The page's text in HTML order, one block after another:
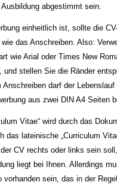
abgestimmt sein.
einheitlich ist, sollte die
das Anschreiben. Also:
wie Arial oder Times New
und stellen Sie die Ränder
Anschreiben darf der Lebenslauf
aus zwei DIN A4 Seiten
Vitae“ wird durch das
das lateinische „Curriculum
CV rechts oder links sein
liegt bei Ihnen. Allerdings
vorhanden sein, das in der